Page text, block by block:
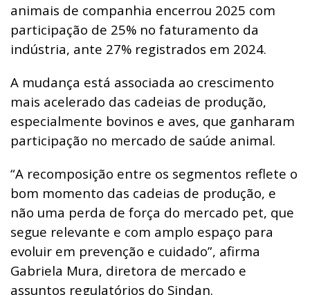
animais de companhia encerrou 2025 com
participação de 25% no faturamento da
indústria, ante 27% registrados em 2024.
A mudança está associada ao crescimento
mais acelerado das cadeias de produção,
especialmente bovinos e aves, que ganharam
participação no mercado de saúde animal.
“A recomposição entre os segmentos reflete o
bom momento das cadeias de produção, e
não uma perda de força do mercado pet, que
segue relevante e com amplo espaço para
evoluir em prevenção e cuidado”, afirma
Gabriela Mura, diretora de mercado e
assuntos regulatórios do Sindan.